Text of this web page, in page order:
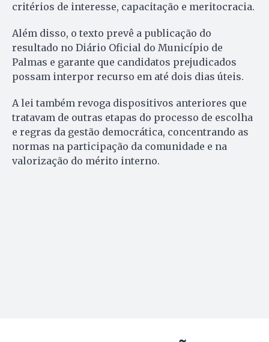
critérios de interesse, capacitação e meritocracia.
Além disso, o texto prevê a publicação do
resultado no Diário Oficial do Município de
Palmas e garante que candidatos prejudicados
possam interpor recurso em até dois dias úteis.
A lei também revoga dispositivos anteriores que
tratavam de outras etapas do processo de escolha
e regras da gestão democrática, concentrando as
normas na participação da comunidade e na
valorização do mérito interno.